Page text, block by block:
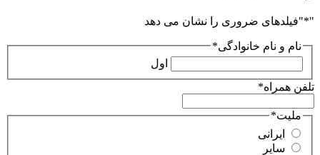
"
*"فیلدهای ضروری را نشان می دهد
نام و نام خانوادگی*
اول
تلفن همراه*
ملیت*
ایرانی
سایر